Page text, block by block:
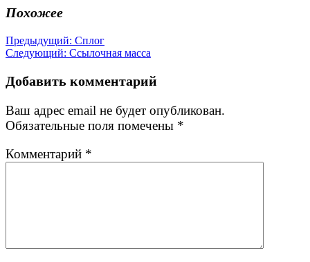
Похожее
Навигация
по
записям
Предыдущий: Предыдущая
запись:
Сплог
Следующий: Следующая
Ссылочная масса
Добавить комментарий
Ваш адрес email не будет опубликован.
Обязательные поля помечены *
Комментарий *